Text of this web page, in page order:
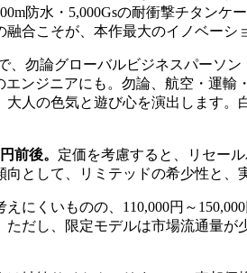
防水・5,000Gsの耐衝撃チタン
合こそが、本作最大のイノベーシ
、勿論グローバルビジネスパーソ
ンジニアにも。勿論、航空・運
大人の色気と遊び心を演出します
前後。 定価を考慮すると、リセー
として、リミテッドの希少性と
にくいものの、110,000円～
だし、限定モデルは市場流通量